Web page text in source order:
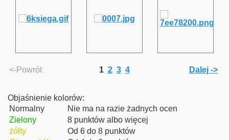
<-Powrót 1 2 3 4 Dalej ->
Objaśnienie kolorów:
Normalny
Nie ma na razie żadnych ocen
Zielony
8 punktów albo więcej
żółty
Od 6 do 8 punktów